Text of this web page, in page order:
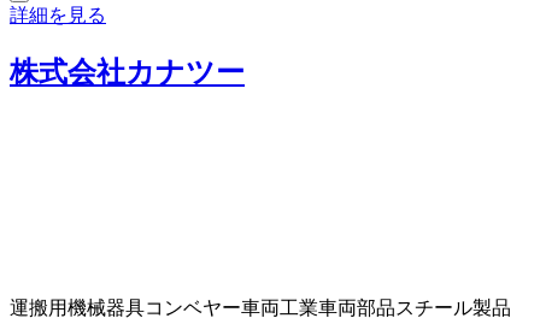
詳細を見る
株式会社カナツー
運搬用機械器具コンベヤー車両工業車両部品スチール製品